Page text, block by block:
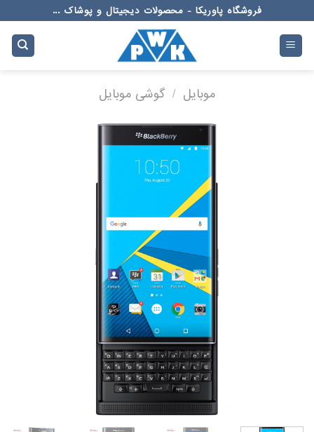
to
content
فروشگاه پاوریکا - محصولات دیجیتال و پوشاک ...
موبایل / گوشی موبایل